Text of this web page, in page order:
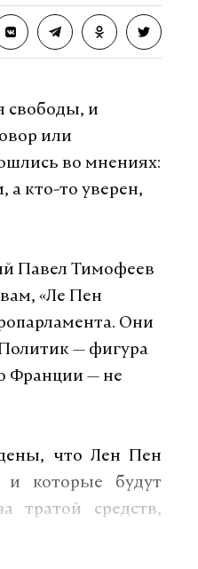
свободы, и
или
во мнениях:
а кто-то уверен,
Павел Тимофеев
«Ле Пен
Они
— фигура
Франции — не
что Лен Пен
и которые будут
тратой средств,